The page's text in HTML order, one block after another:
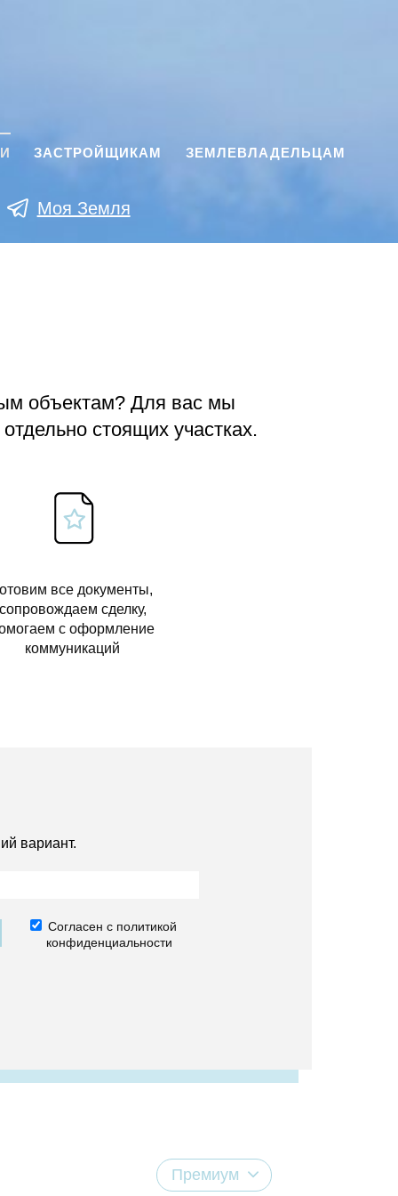
ЗАСТРОЙЩИКАМ ЗЕМЛЕВЛАДЕЛЬЦАМ
Моя Земля
объектам? Для вас мы
стоящих участках.
все документы,
сделку,
с оформление
коммуникаций
вариант.
Согласен с политикой
конфиденциальности
Премиум